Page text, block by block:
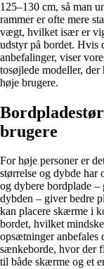
125–130 cm, så man
rammer er ofte mere
vægt, hvilket især er
udstyr på bordet. Hvis
anbefalinger, viser
tosøjlede modeller,
høje brugere.
brugere
For høje personer er
størrelse og dybde har
og dybere bordplade
dybden – giver bedre
kan placere skærme i
bordet, hvilket
opsætninger anbefales
sænkeborde, hvor der
til både skærme og et